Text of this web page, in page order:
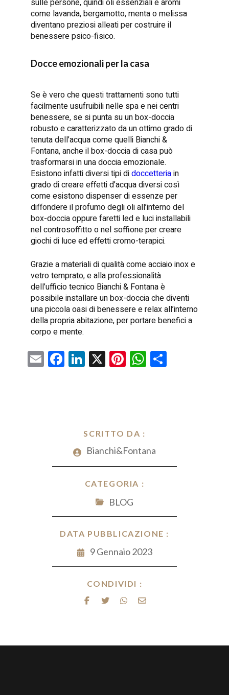
SCRITTO DA :
Bianchi&Fontana
CATEGORIA :
BLOG
DATA PUBBLICAZIONE :
9 Gennaio 2023
CONDIVIDI :
come lavanda, bergamotto, menta o melissa
diventano preziosi alleati per costruire il
benessere psico-fisico.
Docce emozionali per la casa
Se è vero che questi trattamenti sono tutti
facilmente usufruibili nelle spa e nei centri
benessere, se si punta su un box-doccia
robusto e caratterizzato da un ottimo grado di
tenuta dell’acqua come quelli Bianchi &
Fontana, anche il box-doccia di casa può
trasformarsi in una doccia emozionale.
Esistono infatti diversi tipi didoccetteriain
grado di creare effetti d’acqua diversi così
come esistono dispenser di essenze per
diffondere il profumo degli oli all’interno del
box-doccia oppure faretti led e luci installabili
nel controsoffitto o nel soffione per creare
giochi di luce ed effetti cromo-terapici.
Grazie a materiali di qualità come acciaio inox e
vetro temprato, e alla professionalità
dell’ufficio tecnico Bianchi & Fontana è
possibile installare un box-doccia che diventi
una piccola oasi di benessere e relax all’interno
della propria abitazione, per portare benefici a
corpo e mente.
E
m
F
a
Li
nk
X Pi
nt
W
h
p